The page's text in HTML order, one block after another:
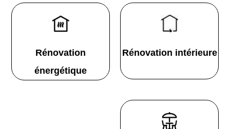
Rénovation
énergétique
Rénovation intérieure